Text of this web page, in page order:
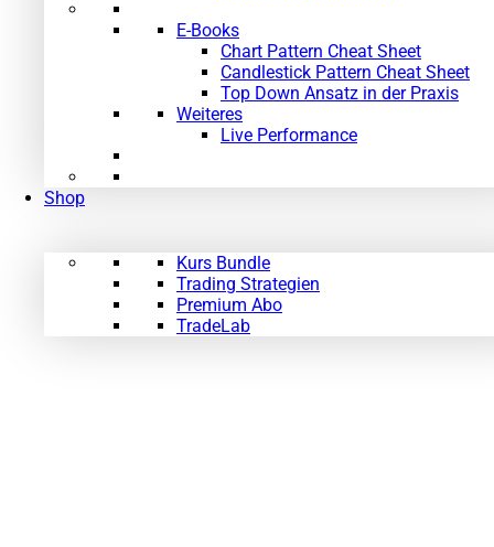
E-Books
Chart Pattern Cheat Sheet
Candlestick Pattern Cheat Sheet
Top Down Ansatz in der Praxis
Weiteres
Live Performance
Shop
Kurs Bundle
Trading Strategien
Premium Abo
TradeLab